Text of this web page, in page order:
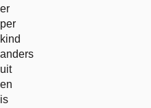
er
per
kind
anders
uit
en
is